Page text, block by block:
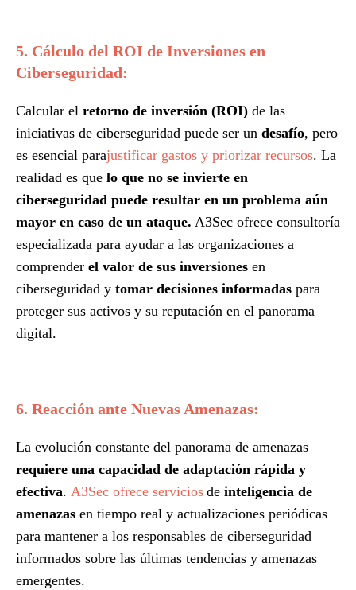
5. Cálculo del ROI de Inversiones en
Ciberseguridad:
Calcular el retorno de inversión (ROI) de las
iniciativas de ciberseguridad puede ser un desafío, pero
es esencial parajustificar gastos y priorizar recursos. La
realidad es que lo que no se invierte en
ciberseguridad puede resultar en un problema aún
mayor en caso de un ataque. A3Sec ofrece consultoría
especializada para ayudar a las organizaciones a
comprender el valor de sus inversiones en
ciberseguridad y tomar decisiones informadas para
proteger sus activos y su reputación en el panorama
digital.
6. Reacción ante Nuevas Amenazas:
La evolución constante del panorama de amenazas
requiere una capacidad de adaptación rápida y
efectiva. A3Sec ofrece servicios de inteligencia de
amenazas en tiempo real y actualizaciones periódicas
para mantener a los responsables de ciberseguridad
informados sobre las últimas tendencias y amenazas
emergentes.